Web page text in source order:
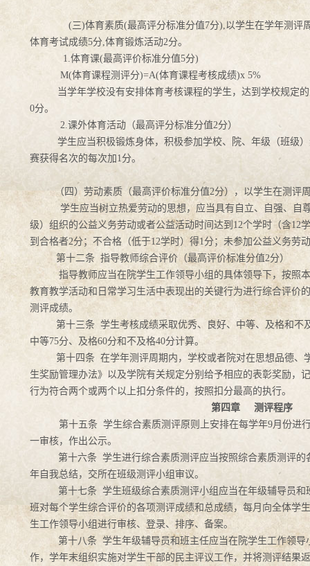
(三)体育素质(最高评分标准分值7分),以学生在学年测评
体育考试成绩5分,体育锻炼活动2分。
1.体育课(最高评价标准分值5分)
M(体育课程测评分)=A(体育课程考核成绩)x 5%
当学年学校没有安排体育考核课程的学生，达到学校规定
0分。
2.课外体育活动（最高评分标准分值2分）
学生应当积极锻炼身体，积极参加学校、院、年级（班级
赛获得名次的每次加1分。
（四）劳动素质（最高评价标准分值2分），以学生在测评
学生应当树立热爱劳动的思想，应当具有自立、自强、自
级）组织的公益义务劳动或者公益活动时间达到12个学时（含12
到合格者2分；不合格（低于12学时）得1分；未参加公益义务劳
第十二条 指导教师综合评价（最高评价标准分值2分）
指导教师应当在院学生工作领导小组的具体领导下，按照
教育教学活动和日常学习生活中表现出的关键行为进行综合评价
测评成绩。
第十三条 学生考核成绩采取优秀、良好、中等、及格和不
中等75分、及格60分和不及格40分计算。
第十四条 在学年测评周期内，学校或者院对在思想品德、
生奖励管理办法》以及学院有关规定分别给予相应的表彰奖励，
行为符合两个或两个以上扣分条件的，按照扣分最高的执行。
第四章
测评程序
第十五条 学生综合素质测评原则上安排在每学年9月份进
一审核，作出公示。
第十六条 学生进行综合素质测评应当按照综合素质测评
年自我总结，交所在班级测评小组审议。
第十七条 学生班级综合素质测评小组应当在年级辅导员
班对每个学生综合评价的各项测评成绩和总成绩，每月向全体学
生工作领导小组进行审核、登录、排序、备案。
第十八条 学生年级辅导员和班主任应当在院学生工作领
作，学年末组织实施对学生干部的民主评议工作，并将测评结果